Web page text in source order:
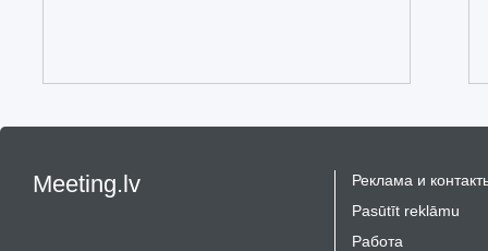
Meeting.lv
Реклама и
Pasūtīt reklāmu
Работа